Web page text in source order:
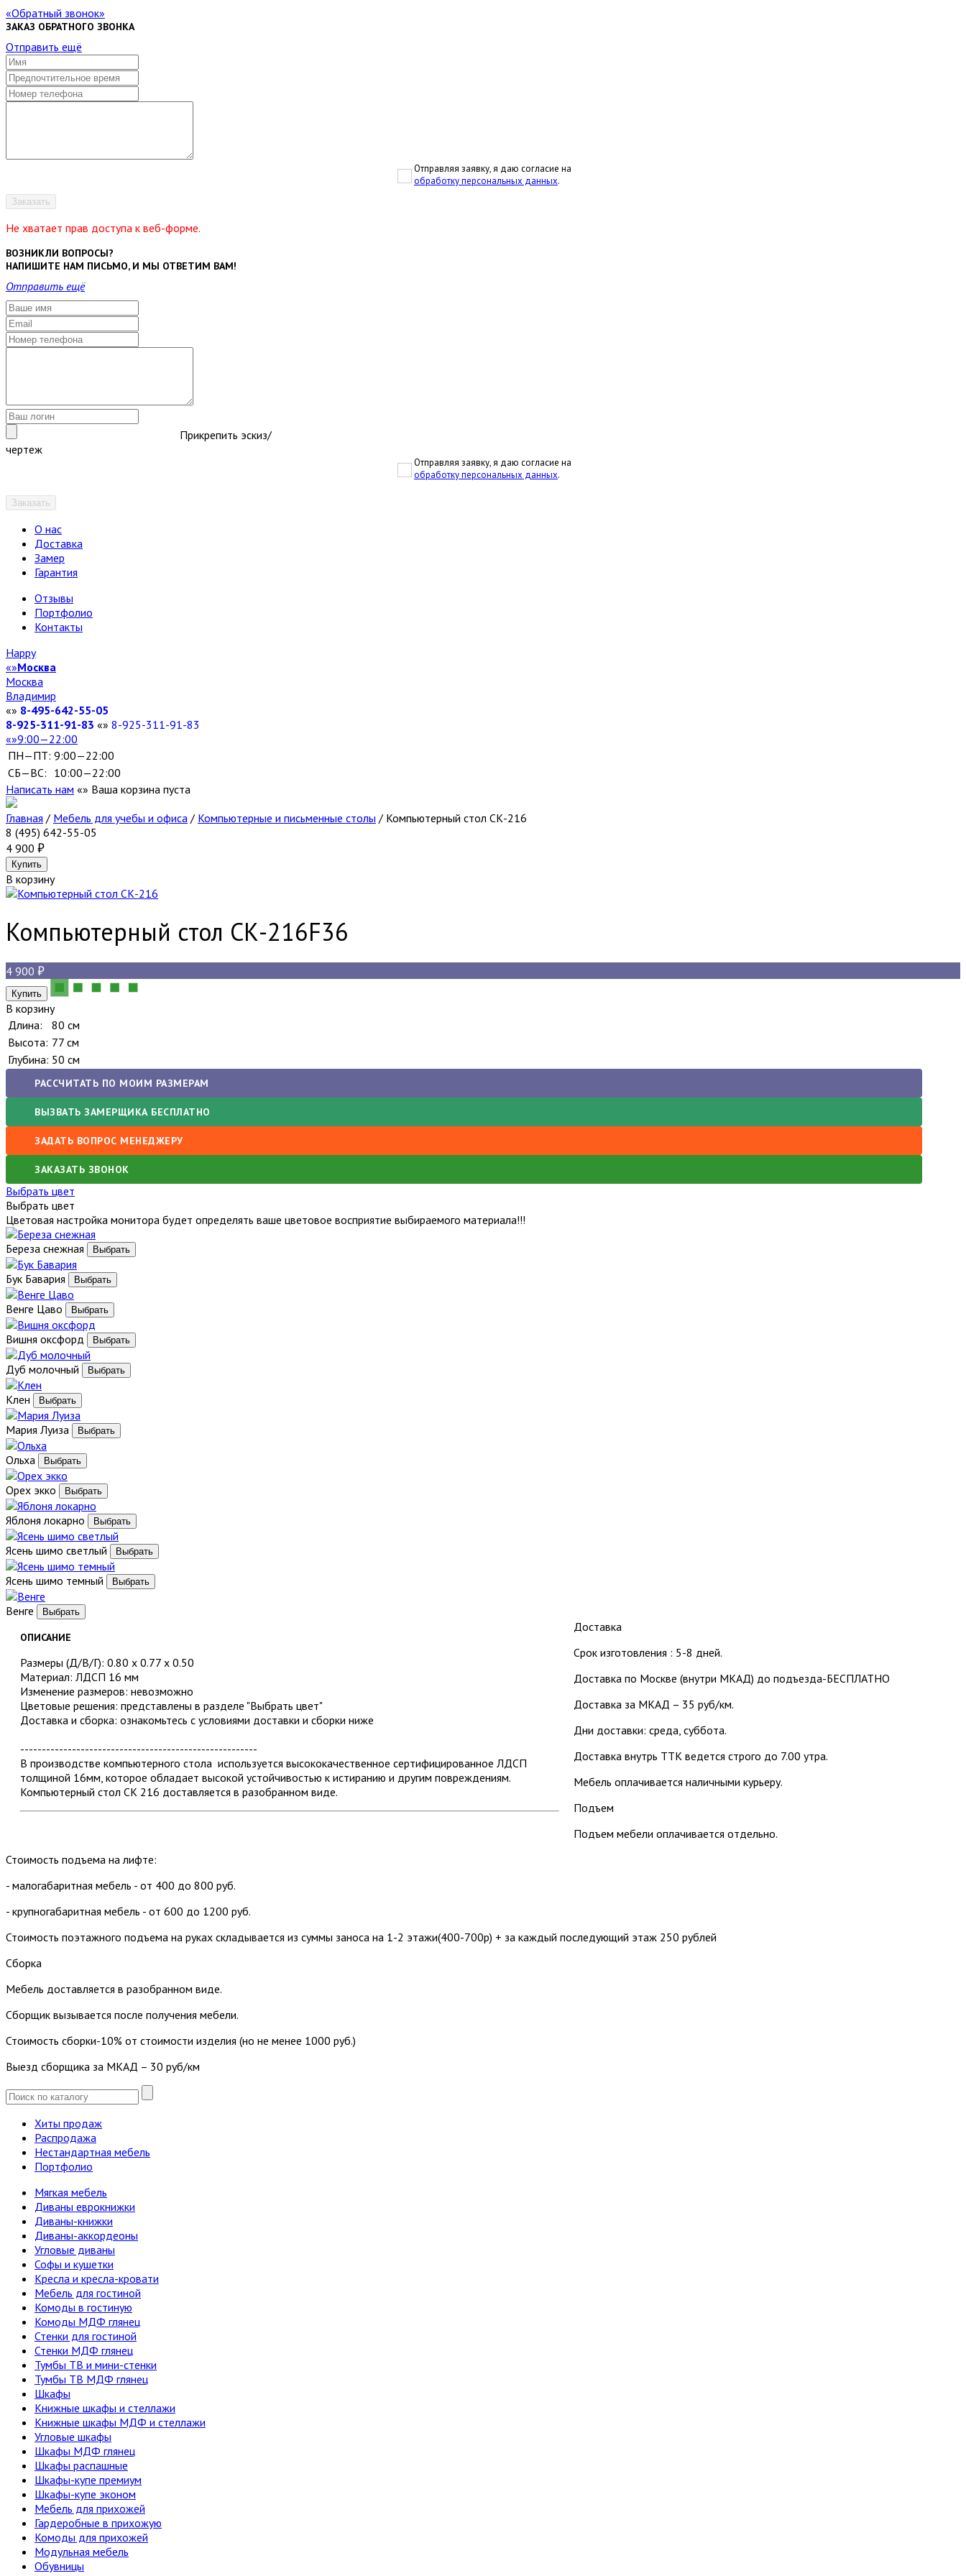
Обратный звонок
ЗАКАЗ ОБРАТНОГО ЗВОНКА
Отправить ещё
Отправляя заявку, я даю согласие на
обработку персональных данных.
Заказать
Не хватает прав доступа к веб-форме.
ВОЗНИКЛИ ВОПРОСЫ?
НАПИШИТЕ НАМ ПИСЬМО, И МЫ ОТВЕТИМ ВАМ!
Отправить ещё
Прикрепить эскиз/
чертеж
Отправляя заявку, я даю согласие на
обработку персональных данных.
Заказать
О нас
Доставка
Замер
Гарантия
Отзывы
Портфолио
Контакты
Happy
Москва
Москва
Владимир
8-495-642-55-05
8-925-311-91-83
8-925-311-91-83
9:00—22:00
ПН—ПТ: 9:00—22:00
СБ—ВС: 10:00—22:00
Написать нам
Ваша корзина пуста
Главная / Мебель для учебы и офиса / Компьютерные и письменные столы / Компьютерный стол СК-216
8 (495) 642-55-05
4 900
В корзину
Компьютерный стол СК-216F36
4 900
В корзину
Длина:
80 см
Высота: 77 см
Глубина: 50 см
РАССЧИТАТЬ ПО МОИМ РАЗМЕРАМ
ВЫЗВАТЬ ЗАМЕРЩИКА БЕСПЛАТНО
ЗАДАТЬ ВОПРОС МЕНЕДЖЕРУ
ЗАКАЗАТЬ ЗВОНОК
Выбрать цвет
Выбрать цвет
Цветовая настройка монитора будет определять ваше цветовое восприятие выбираемого материала!!!
Береза снежная
Бук Бавария
Венге Цаво
Вишня оксфорд
Дуб молочный
Клен
Мария Луиза
Ольха
Орех экко
Яблоня локарно
Ясень шимо светлый
Ясень шимо темный
Венге
ОПИСАНИЕ
Размеры (Д/В/Г): 0.80 х 0.77 х 0.50
Материал: ЛДСП 16 мм
Изменение размеров: невозможно
Цветовые решения: представлены в разделе "Выбрать цвет"
Доставка и сборка: ознакомьтесь с условиями доставки и сборки ниже
-------------------------------------------------------
В производстве компьютерного стола используется высококачественное сертифицированное ЛДСП
толщиной 16мм, которое обладает высокой устойчивостью к истиранию и другим повреждениям.
Компьютерный стол СК 216 доставляется в разобранном виде.
Доставка
Срок изготовления : 5-8 дней.
Доставка по Москве (внутри МКАД) до подъезда-БЕСПЛАТНО
Доставка за МКАД – 35 руб/км.
Дни доставки: среда, суббота.
Доставка внутрь ТТК ведется строго до 7.00 утра.
Мебель оплачивается наличными курьеру.
Подъем
Подъем мебели оплачивается отдельно.
Стоимость подъема на лифте:
- малогабаритная мебель - от 400 до 800 руб.
- крупногабаритная мебель - от 600 до 1200 руб.
Стоимость поэтажного подъема на руках складывается из суммы заноса на 1-2 этажи(400-700р) + за каждый последующий этаж 250 рублей
Сборка
Мебель доставляется в разобранном виде.
Сборщик вызывается после получения мебели.
Стоимость сборки-10% от стоимости изделия (но не менее 1000 руб.)
Выезд сборщика за МКАД – 30 руб/км
Хиты продаж
Распродажа
Нестандартная мебель
Портфолио
Мягкая мебель
Диваны еврокнижки
Диваны-книжки
Диваны-аккордеоны
Угловые диваны
Софы и кушетки
Кресла и кресла-кровати
Мебель для гостиной
Комоды в гостиную
Комоды МДФ глянец
Стенки для гостиной
Стенки МДФ глянец
Тумбы ТВ и мини-стенки
Тумбы ТВ МДФ глянец
Шкафы
Книжные шкафы и стеллажи
Книжные шкафы МДФ и стеллажи
Угловые шкафы
Шкафы МДФ глянец
Шкафы распашные
Шкафы-купе премиум
Шкафы-купе эконом
Мебель для прихожей
Гардеробные в прихожую
Комоды для прихожей
Модульная мебель
Обувницы